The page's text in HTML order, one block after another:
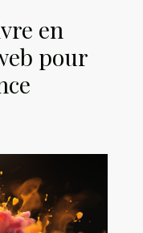
en
pour